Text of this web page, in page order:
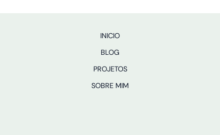
INICIO
BLOG
PROJETOS
SOBRE MIM